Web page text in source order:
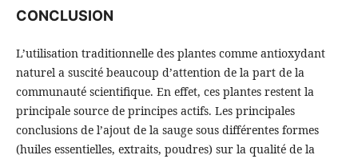
CONCLUSION
L’utilisation traditionnelle des plantes comme antioxydant
naturel a suscité beaucoup d’attention de la part de la
communauté scientifique. En effet, ces plantes restent la
principale source de principes actifs. Les principales
conclusions de l’ajout de la sauge sous différentes formes
(huiles essentielles, extraits, poudres) sur la qualité de la